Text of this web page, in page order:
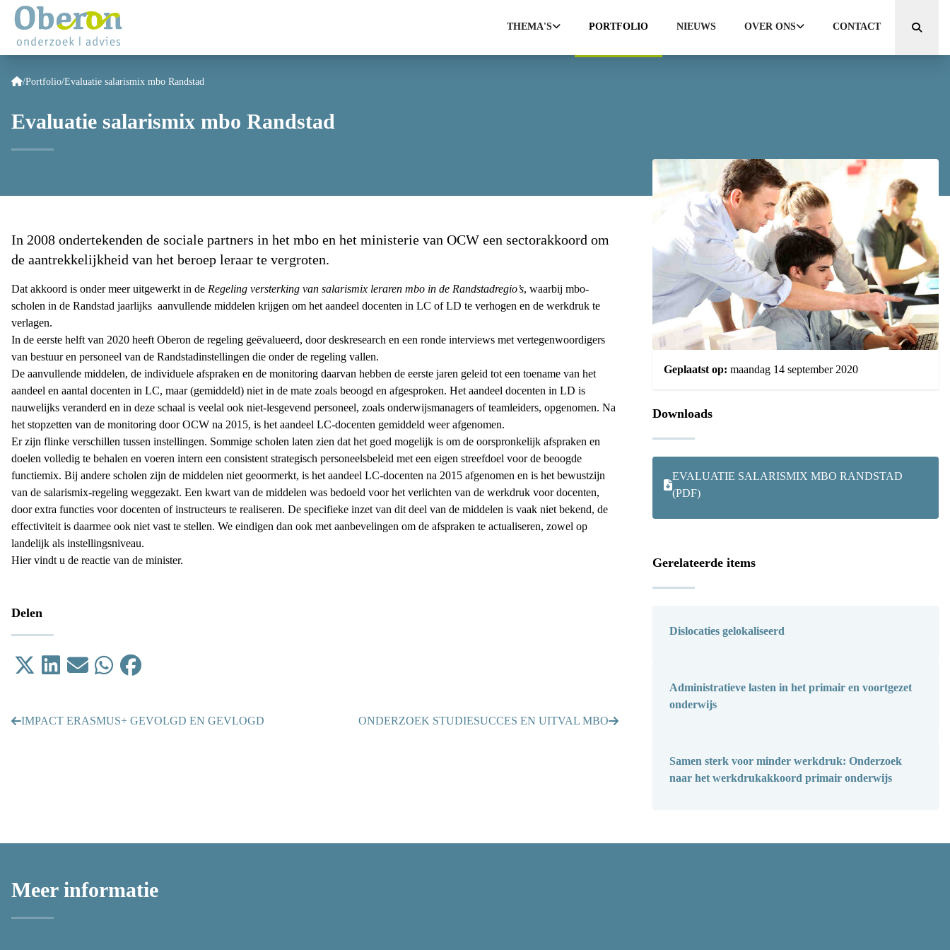
THEMA'S PORTFOLIO NIEUWS OVER ONS CONTACT
Zoeken
/Portfolio/Evaluatie salarismix mbo Randstad
Evaluatie salarismix mbo Randstad
In 2008 ondertekenden de sociale partners in het mbo en het ministerie van OCW een sectorakkoord om
de aantrekkelijkheid van het beroep leraar te vergroten.
Dat akkoord is onder meer uitgewerkt in de Regeling versterking van salarismix leraren mbo in de Randstadregio’s, waarbij mbo-
scholen in de Randstad jaarlijks aanvullende middelen krijgen om het aandeel docenten in LC of LD te verhogen en de werkdruk te
verlagen.
In de eerste helft van 2020 heeft Oberon de regeling geëvalueerd, door deskresearch en een ronde interviews met vertegenwoordigers
van bestuur en personeel van de Randstadinstellingen die onder de regeling vallen.
De aanvullende middelen, de individuele afspraken en de monitoring daarvan hebben de eerste jaren geleid tot een toename van het
aandeel en aantal docenten in LC, maar (gemiddeld) niet in de mate zoals beoogd en afgesproken. Het aandeel docenten in LD is
nauwelijks veranderd en in deze schaal is veelal ook niet-lesgevend personeel, zoals onderwijsmanagers of teamleiders, opgenomen. Na
het stopzetten van de monitoring door OCW na 2015, is het aandeel LC-docenten gemiddeld weer afgenomen.
Er zijn flinke verschillen tussen instellingen. Sommige scholen laten zien dat het goed mogelijk is om de oorspronkelijk afspraken en
doelen volledig te behalen en voeren intern een consistent strategisch personeelsbeleid met een eigen streefdoel voor de beoogde
functiemix. Bij andere scholen zijn de middelen niet geoormerkt, is het aandeel LC-docenten na 2015 afgenomen en is het bewustzijn
van de salarismix-regeling weggezakt. Een kwart van de middelen was bedoeld voor het verlichten van de werkdruk voor docenten,
door extra functies voor docenten of instructeurs te realiseren. De specifieke inzet van dit deel van de middelen is vaak niet bekend, de
effectiviteit is daarmee ook niet vast te stellen. We eindigen dan ook met aanbevelingen om de afspraken te actualiseren, zowel op
landelijk als instellingsniveau.
Hier vindt u de reactie van de minister.
Delen
TweetDelen op LinkedIn
EmailDelen op WhatsApp
IMPACT ERASMUS+ GEVOLGD EN GEVLOGD ONDERZOEK STUDIESUCCES EN UITVAL MBO
Geplaatst op: maandag 14 september 2020
Downloads
EVALUATIE SALARISMIX MBO RANDSTAD
(PDF)
Gerelateerde items
Dislocaties gelokaliseerd
Administratieve lasten in het primair en voortgezet
onderwijs
Samen sterk voor minder werkdruk: Onderzoek
naar het werkdrukakkoord primair onderwijs
Meer informatie